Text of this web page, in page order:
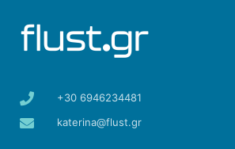
+30 6946234481
katerina@flust.gr